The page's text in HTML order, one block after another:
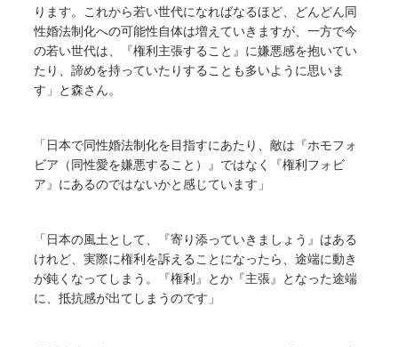
ります。これから若い世代になればなるほど、どんどん同
性婚法制化への可能性自体は増えていきますが、一方で今
の若い世代は、『権利主張すること』に嫌悪感を抱いてい
たり、諦めを持っていたりすることも多いように思いま
す」と森さん。
「日本で同性婚法制化を目指すにあたり、敵は『ホモフォ
ビア（同性愛を嫌悪すること）』ではなく『権利フォビ
ア』にあるのではないかと感じています」
「日本の風土として、『寄り添っていきましょう』はある
けれど、実際に権利を訴えることになったら、途端に動き
が鈍くなってしまう。『権利』とか『主張』となった途端
に、抵抗感が出てしまうのです」